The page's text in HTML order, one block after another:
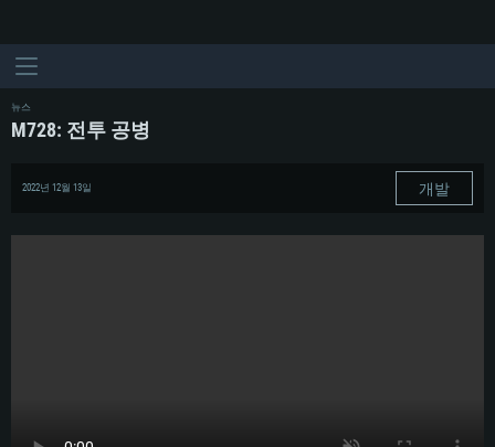
뉴스
M728: 전투 공병
2022년 12월 13일 개발